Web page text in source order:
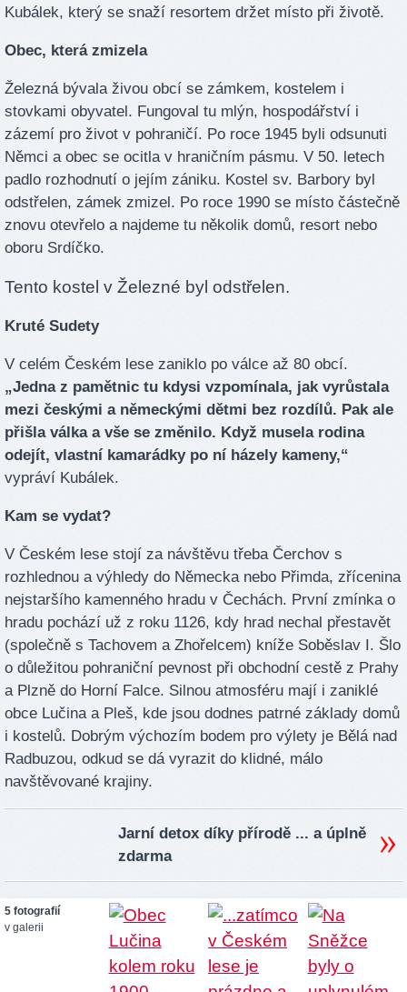
Kubálek, který se snaží resortem držet místo při životě.
Obec, která zmizela
Železná bývala živou obcí se zámkem, kostelem i
stovkami obyvatel. Fungoval tu mlýn, hospodářství i
zázemí pro život v pohraničí. Po roce 1945 byli odsunuti
Němci a obec se ocitla v hraničním pásmu. V 50. letech
padlo rozhodnutí o jejím zániku. Kostel sv. Barbory byl
odstřelen, zámek zmizel. Po roce 1990 se místo částečně
znovu otevřelo a najdeme tu několik domů, resort nebo
oboru Srdíčko.
Tento kostel v Železné byl odstřelen.
Kruté Sudety
V celém Českém lese zaniklo po válce až 80 obcí.
„Jedna z pamětnic tu kdysi vzpomínala, jak vyrůstala
mezi českými a německými dětmi bez rozdílů. Pak ale
přišla válka a vše se změnilo. Když musela rodina
odejít, vlastní kamarádky po ní házely kameny,“
vypráví Kubálek.
Kam se vydat?
V Českém lese stojí za návštěvu třeba Čerchov s
rozhlednou a výhledy do Německa nebo Přimda, zřícenina
nejstaršího kamenného hradu v Čechách. První zmínka o
hradu pochází už z roku 1126, kdy hrad nechal přestavět
(společně s Tachovem a Zhořelcem) kníže Soběslav I. Šlo
o důležitou pohraniční pevnost při obchodní cestě z Prahy
a Plzně do Horní Falce. Silnou atmosféru mají i zaniklé
obce Lučina a Pleš, kde jsou dodnes patrné základy domů
i kostelů. Dobrým výchozím bodem pro výlety je Bělá nad
Radbuzou, odkud se dá vyrazit do klidné, málo
navštěvované krajiny.
Jarní detox díky přírodě ... a úplně
zdarma
5 fotografií
v galerii